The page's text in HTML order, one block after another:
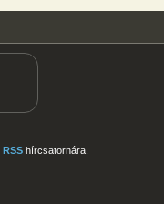
RSS hírcsatornára.